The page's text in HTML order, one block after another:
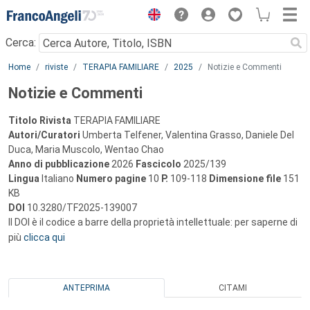
Menu
Cerca:
Main content
Home riviste TERAPIA FAMILIARE 2025 Notizie e Commenti
Notizie e Commenti
Titolo Rivista TERAPIA FAMILIARE
Autori/Curatori Umberta Telfener, Valentina Grasso, Daniele Del
Duca, Maria Muscolo, Wentao Chao
Anno di pubblicazione 2026 Fascicolo 2025/139
Lingua Italiano Numero pagine 10 P. 109-118 Dimensione file 151
KB
DOI 10.3280/TF2025-139007
Il DOI è il codice a barre della proprietà intellettuale: per saperne di
più clicca qui
ANTEPRIMA CITAMI